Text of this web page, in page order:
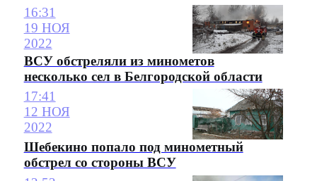
16:31
19 НОЯ
2022
ВСУ обстреляли из минометов
несколько сел в Белгородской области
17:41
12 НОЯ
2022
Шебекино попало под минометный
обстрел со стороны ВСУ